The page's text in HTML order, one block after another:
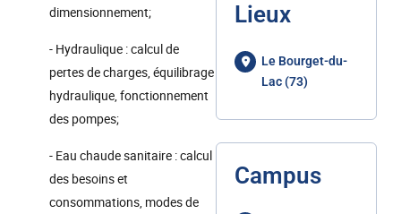
dimensionnement;
- Hydraulique : calcul de
pertes de charges, équilibrage
hydraulique, fonctionnement
des pompes;
- Eau chaude sanitaire : calcul
des besoins et
consommations, modes de
Lieux
Le Bourget-du-
Lac (73)
Campus